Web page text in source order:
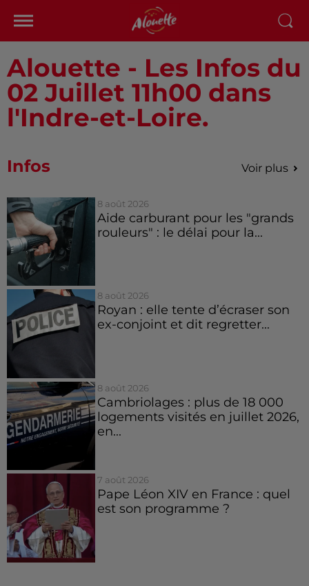
Alouette - Les Infos du
02 Juillet 11h00 dans
l'Indre-et-Loire.
Infos Voir plus
8 août 2026
Aide carburant pour les "grands
rouleurs" : le délai pour la...
8 août 2026
Royan : elle tente d’écraser son
ex-conjoint et dit regretter...
8 août 2026
Cambriolages : plus de 18 000
logements visités en juillet 2026,
en...
7 août 2026
Pape Léon XIV en France : quel
est son programme ?